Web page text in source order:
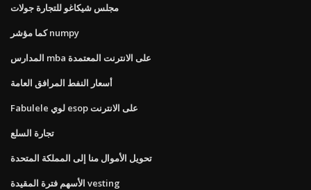
مجلس شيكاغو للتجارة جولات
كما مؤشر numpy
المدارس mba على الانترنت المعتمدة
أسعار النفط المرافق العامة
Fabulele لوي esop على الانترنت
تجارة السلع
تحويل الأموال منا إلى المملكة المتحدة
الأسهم فترة المقيدة vesting